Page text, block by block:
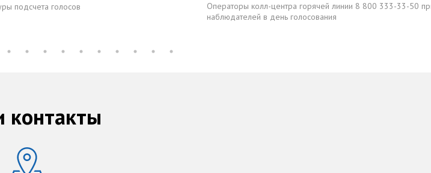
подсчета голосов
Операторы колл-центра горячей линии 8 800 333-33-50
наблюдателей в день голосования
контакты